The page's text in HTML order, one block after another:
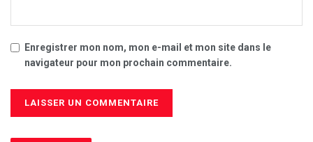
Enregistrer mon nom, mon e-mail et mon site dans le
navigateur pour mon prochain commentaire.